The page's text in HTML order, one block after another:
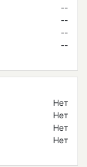
--
--
--
--
Нет
Нет
Нет
Нет